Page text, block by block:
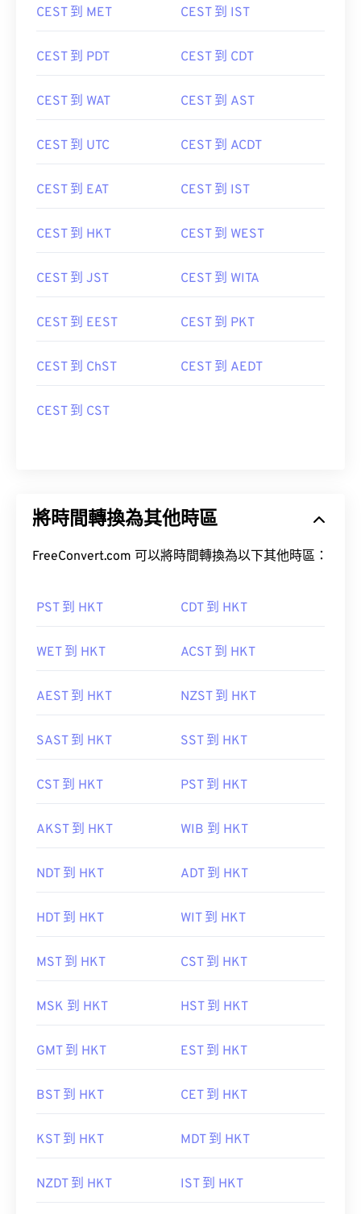
CEST 到 MET CEST 到 IST
CEST 到 PDT CEST 到 CDT
CEST 到 WAT CEST 到 AST
CEST 到 UTC CEST 到 ACDT
CEST 到 EAT CEST 到 IST
CEST 到 HKT CEST 到 WEST
CEST 到 JST CEST 到 WITA
CEST 到 EEST CEST 到 PKT
CEST 到 ChST CEST 到 AEDT
CEST 到 CST
將時間轉換為其他時區
FreeConvert.com 可以將時間轉換為以下其他時區：
PST 到 HKT CDT 到 HKT
WET 到 HKT ACST 到 HKT
AEST 到 HKT NZST 到 HKT
SAST 到 HKT SST 到 HKT
CST 到 HKT PST 到 HKT
AKST 到 HKT WIB 到 HKT
NDT 到 HKT ADT 到 HKT
HDT 到 HKT WIT 到 HKT
MST 到 HKT CST 到 HKT
MSK 到 HKT HST 到 HKT
GMT 到 HKT EST 到 HKT
BST 到 HKT CET 到 HKT
KST 到 HKT MDT 到 HKT
NZDT 到 HKT IST 到 HKT